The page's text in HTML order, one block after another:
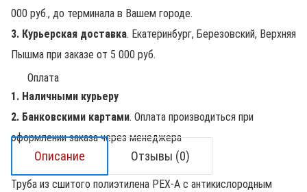
000 руб., до терминала в Вашем городе.
3. Курьерская доставка. Екатеринбург, Березовский, Верхняя
Пышма при заказе от 5 000 руб.
Оплата
1. Наличными курьеру
2. Банковскими картами. Оплата производиться при
оформлении заказа через менеджера
Описание Отзывы (0)
Труба из сшитого полиэтилена PEX-A с антикислородным